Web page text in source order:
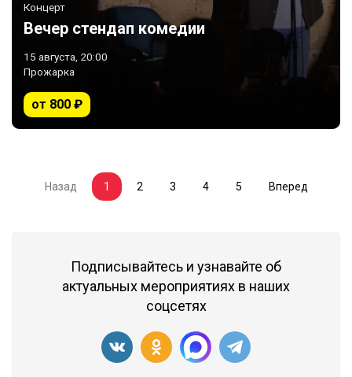
Концерт
Вечер стендап комедии
15 августа, 20:00
Прожарка
от 800 ₽
Назад 1 (current)
2 3 4 5 Вперед
Подписывайтесь и узнавайте об
актуальных мероприятиях в наших
соцсетях